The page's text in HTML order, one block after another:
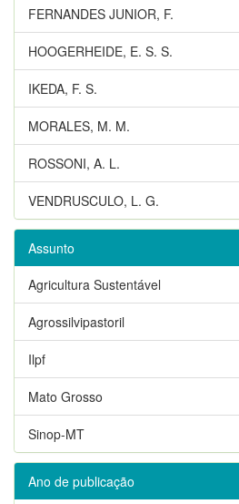
FERNANDES JUNIOR, F.
HOOGERHEIDE, E. S. S.
IKEDA, F. S.
MORALES, M. M.
ROSSONI, A. L.
VENDRUSCULO, L. G.
Assunto
Agricultura Sustentável
Agrossilvipastoril
Ilpf
Mato Grosso
Sinop-MT
Ano de publicação